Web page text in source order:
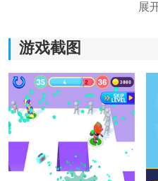
增加了游戏的趣味性和可玩
*可以根据敌人的不同颜色
击，这种对色彩的敏感度
思维。
*人物造型多样，每个角色
据自己的喜好选择不同的角
展
游戏截图